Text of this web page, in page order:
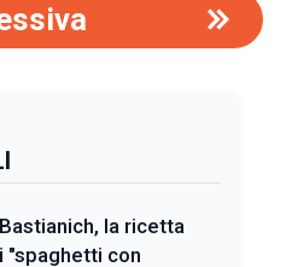
la ricetta
"spaghetti con